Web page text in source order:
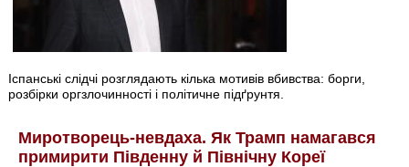
Іспанські слідчі розглядають кілька мотивів вбивства: борги,
розбірки оргзлочинності і політичне підґрунтя.
Миротворець-невдаха. Як Трамп намагався
примирити Південну й Північну Кореї